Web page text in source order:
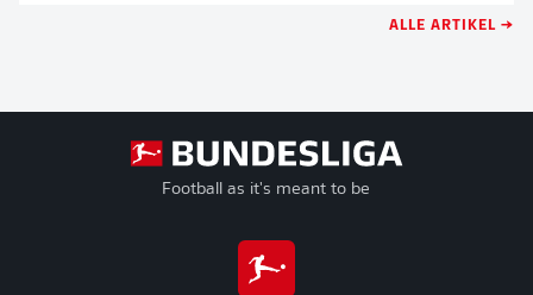
ALLE ARTIKEL →
Football as it's meant to be